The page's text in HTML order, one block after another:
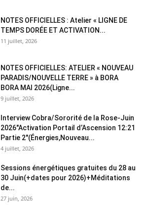
NOTES OFFICIELLES : Atelier « LIGNE DE
TEMPS DORÉE ET ACTIVATION...
11 juillet, 2026
NOTES OFFICIELLES: ATELIER « NOUVEAU
PARADIS/NOUVELLE TERRE » à BORA
BORA MAI 2026(Ligne...
9 juillet, 2026
Interview Cobra/Sororité de la Rose-Juin
2026″Activation Portail d’Ascension 12:21
Partie 2″(Énergies,Nouveau...
4 juillet, 2026
Sessions énergétiques gratuites du 28 au
30 Juin(+dates pour 2026)+Méditations
de...
27 juin, 2026